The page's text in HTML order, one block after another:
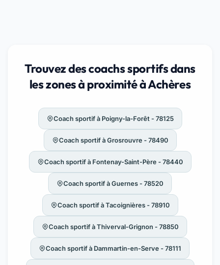
Trouvez des coachs sportifs dans
les zones à proximité à Achères
Coach sportif à Poigny-la-Forêt - 78125
Coach sportif à Grosrouvre - 78490
Coach sportif à Fontenay-Saint-Père - 78440
Coach sportif à Guernes - 78520
Coach sportif à Tacoignières - 78910
Coach sportif à Thiverval-Grignon - 78850
Coach sportif à Dammartin-en-Serve - 78111